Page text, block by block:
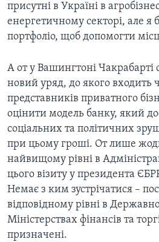
присутні в Україні в
енергетичному секторі, але я
портфоліо, щоб допомогти
А от у Вашингтоні Чакрабарті
новий уряд, до якого входить
представників приватного
оцінити модель банку, який
соціальних та політичних
при цьому гроші. От лише
найвищому рівні в
цього візиту у президента
Немає з ким зустрічатися –
відповідному рівні в
Міністерствах фінансів та
призначені.